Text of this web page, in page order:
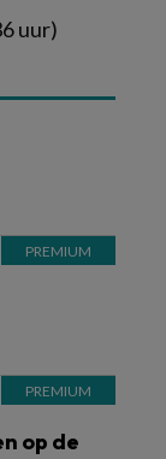
uur)
op de